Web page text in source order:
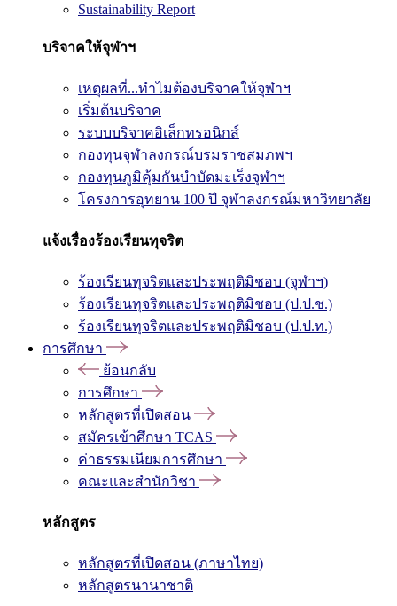
Sustainability Report
บริจาคให้จุฬาฯ
เหตุผลที่...ทำไมต้องบริจาคให้จุฬาฯ
เริ่มต้นบริจาค
ระบบบริจาคอิเล็กทรอนิกส์
กองทุนจุฬาลงกรณ์บรมราชสมภพฯ
กองทุนภูมิคุ้มกันบำบัดมะเร็งจุฬาฯ
โครงการอุทยาน 100 ปี จุฬาลงกรณ์มหาวิทยาลัย
แจ้งเรื่องร้องเรียนทุจริต
ร้องเรียนทุจริตและประพฤติมิชอบ (จุฬาฯ)
ร้องเรียนทุจริตและประพฤติมิชอบ (ป.ป.ช.)
ร้องเรียนทุจริตและประพฤติมิชอบ (ป.ป.ท.)
การศึกษา
ย้อนกลับ
การศึกษา
หลักสูตรที่เปิดสอน
สมัครเข้าศึกษา TCAS
ค่าธรรมเนียมการศึกษา
คณะและสำนักวิชา
หลักสูตร
หลักสูตรที่เปิดสอน (ภาษาไทย)
หลักสูตรนานาชาติ